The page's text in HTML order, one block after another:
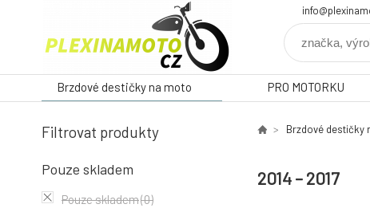
Brzdové destičky na moto PRO MOTORKU
Filtrovat produkty
Pouze skladem
Pouze skladem(0)
Brzdové destičky
2014 – 2017